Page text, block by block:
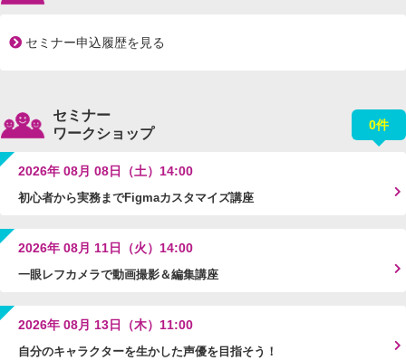
セミナー申込履歴を見る
セミナー
ワークショップ
0件
2026年 08月 08日（土）14:00
初心者から実務までFigmaカスタマイズ講座
2026年 08月 11日（火）14:00
一眼レフカメラで動画撮影＆編集講座
2026年 08月 13日（木）11:00
自分のキャラクターを生かした声優を目指そう！